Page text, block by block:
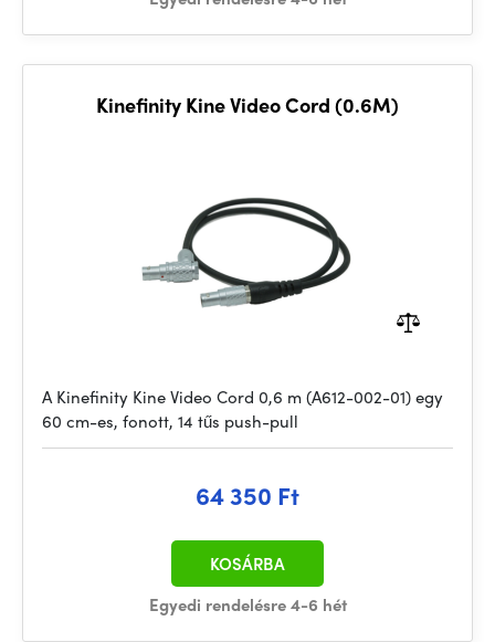
Kinefinity Kine Video Cord (0.6M)
A Kinefinity Kine Video Cord 0,6 m (A612-002-01) egy
60 cm-es, fonott, 14 tűs push-pull
64 350 Ft
Egyedi rendelésre 4-6 hét
KOSÁRBA